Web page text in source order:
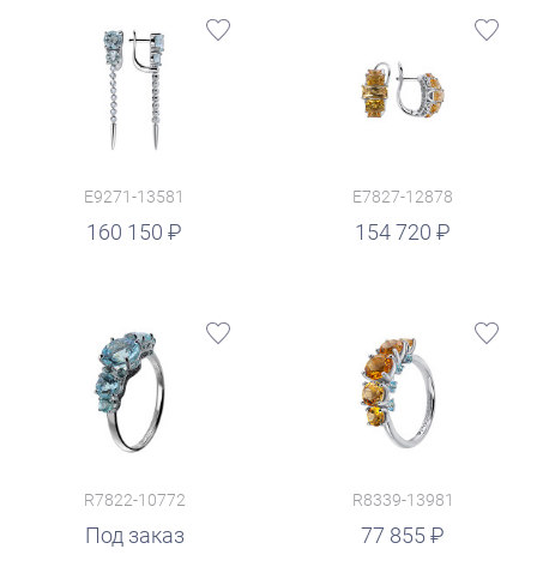
E9271-13581
160 150
E7827-12878
154 720
руб.
R7822-10772
Под заказ
R8339-13981
77 855
руб.